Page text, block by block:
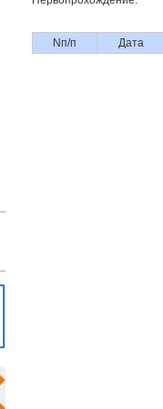
Nп/п Дата